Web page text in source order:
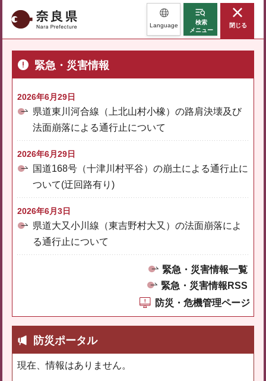
奈良県 Language
検索
メニュー
閉じる
緊急・災害情報
2026年6月29日
県道東川河合線（上北山村小橡）の路肩決壊及び
法面崩落による通行止について
2026年6月29日
国道168号（十津川村平谷）の崩土による通行止に
ついて(迂回路有り)
2026年6月3日
県道大又小川線（東吉野村大又）の法面崩落によ
る通行止について
緊急・災害情報一覧
緊急・災害情報RSS
防災・危機管理ページ
防災ポータル
現在、情報はありません。